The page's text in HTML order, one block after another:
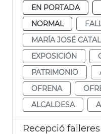
EN PORTADA
NORMAL
MARÍA JOSÉ
EXPOSICIÓN
PATRIMONIO
OFRENA
ALCALDESA
Recepció